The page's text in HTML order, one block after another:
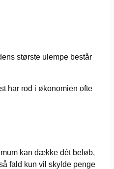
største ulempe består
har rod i økonomien ofte
kan dække dét beløb,
fald kun vil skylde penge